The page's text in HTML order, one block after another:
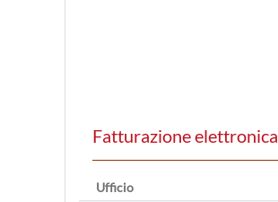
Fatturazione elettronica
Ufficio